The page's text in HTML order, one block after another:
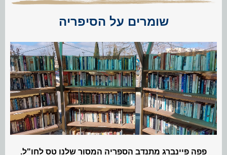
שומרים על הסיפריה
פפה פיינברג מתנדב הספריה המסור שלנו טס לחו"ל.